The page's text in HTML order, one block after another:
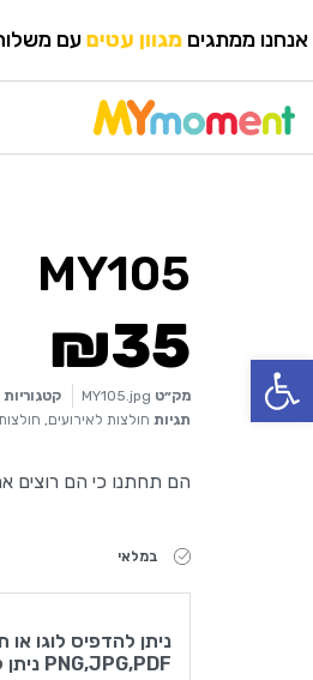
פתח סרגל נגישות
אנחנו ממתגים מגוון עטיםעם
MY105
₪35
מק״ט MY105.jpg קטגוריות
תגיות חולצות לאירועים,
הם תחתנו כי הם רוצים
במלאי
ניתן להדפיס לוגו
PNG,JPG,PDF ניתן להעלות עד 5 מגה בייט